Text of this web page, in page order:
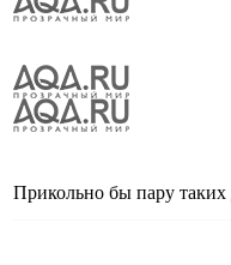
Прикольно бы пару таких